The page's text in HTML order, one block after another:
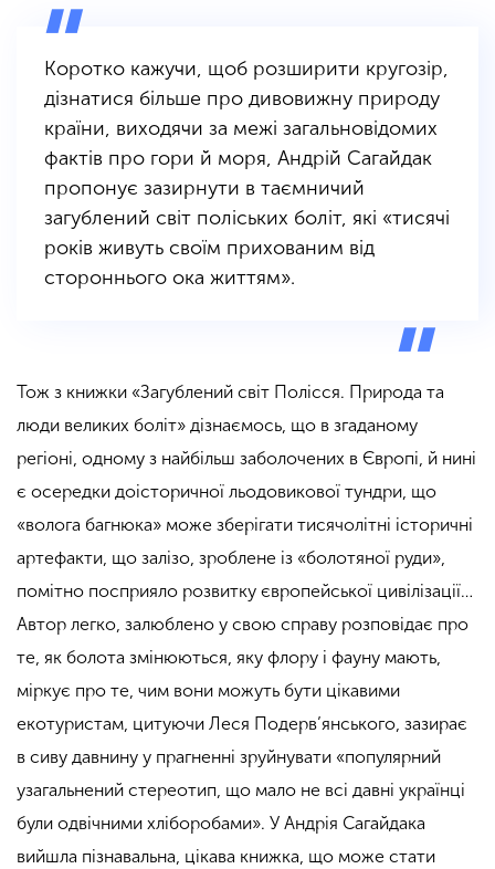
Коротко кажучи, щоб розширити кругозір,
дізнатися більше про дивовижну природу
країни, виходячи за межі загальновідомих
фактів про гори й моря, Андрій Сагайдак
пропонує зазирнути в таємничий
загублений світ поліських боліт, які «тисячі
років живуть своїм прихованим від
стороннього ока життям».
Тож з книжки «Загублений світ Полісся. Природа та
люди великих боліт» дізнаємось, що ​​в згаданому
регіоні, одному з найбільш заболочених в Європі, й нині
є осередки доісторичної льодовикової тундри, що
«волога багнюка» може зберігати тисячолітні історичні
артефакти, що залізо, зроблене із «болотяної руди»,
помітно посприяло розвитку європейської цивілізації…
Автор легко, залюблено у свою справу розповідає про
те, як болота змінюються, яку флору і фауну мають,
міркує про те, чим вони можуть бути цікавими
екотуристам, цитуючи Леся Подерв’янського, зазирає
в сиву давнину у прагненні зруйнувати «популярний
узагальнений стереотип, що мало не всі давні українці
були одвічними хліборобами». У Андрія Сагайдака
вийшла пізнавальна, цікава книжка, що може стати